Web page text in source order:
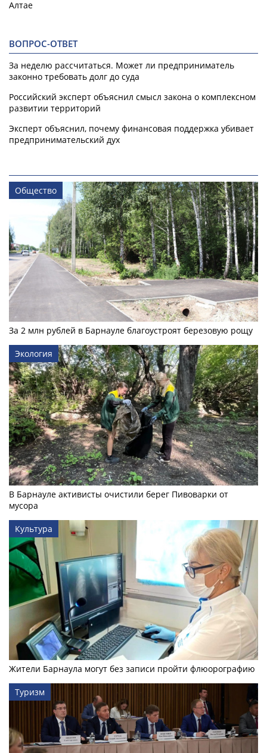
Алтае
ВОПРОС-ОТВЕТ
За неделю рассчитаться. Может ли предприниматель
законно требовать долг до суда
Российский эксперт объяснил смысл закона о комплексном
развитии территорий
Эксперт объяснил, почему финансовая поддержка убивает
предпринимательский дух
Общество
За 2 млн рублей в Барнауле благоустроят березовую рощу
Экология
В Барнауле активисты очистили берег Пивоварки от
мусора
Культура
Жители Барнаула могут без записи пройти флюорографию
Туризм